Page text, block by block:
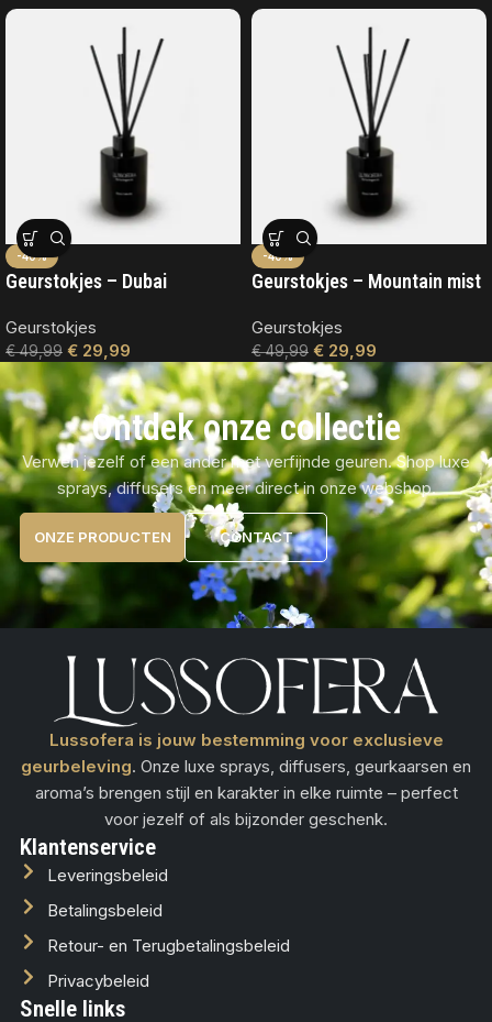
-40%
Geurstokjes – Dubai
Geurstokjes
€49,99 € 29,99
-40%
Geurstokjes – Mountain mist
Geurstokjes
€49,99 € 29,99
Ontdek onze collectie
Verwen jezelf of een ander met verfijnde geuren. Shop luxe
sprays, diffusers en meer direct in onze webshop.
ONZE PRODUCTEN CONTACT
Lussofera is jouw bestemming voor exclusieve
geurbeleving. Onze luxe sprays, diffusers, geurkaarsen en
aroma’s brengen stijl en karakter in elke ruimte – perfect
voor jezelf of als bijzonder geschenk.
Klantenservice
Leveringsbeleid
Betalingsbeleid
Retour- en Terugbetalingsbeleid
Privacybeleid
Snelle links